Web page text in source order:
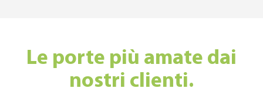
Le porte più amate dai
nostri clienti.